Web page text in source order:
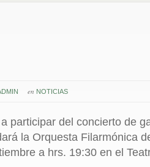
en NOTICIAS
participar del concierto de
la Orquesta Filarmónica
a hrs. 19:30 en el